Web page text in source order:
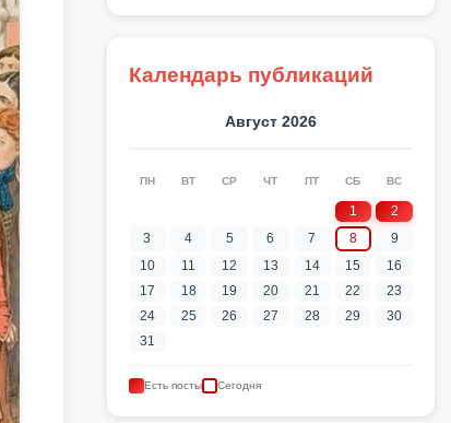
Календарь публикаций
Август 2026
ПН ВТ СР ЧТ ПТ СБ ВС
1
2
3
4 5 6 7 8
9
10
11 12 13 14 15
16
17
18 19 20 21 22
23
24
25 26 27 28 29
30
31
Есть посты Сегодня